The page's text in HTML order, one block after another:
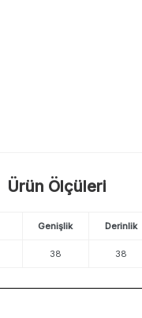
Ürün Ölçüleri
Genişlik Derinlik
38 38